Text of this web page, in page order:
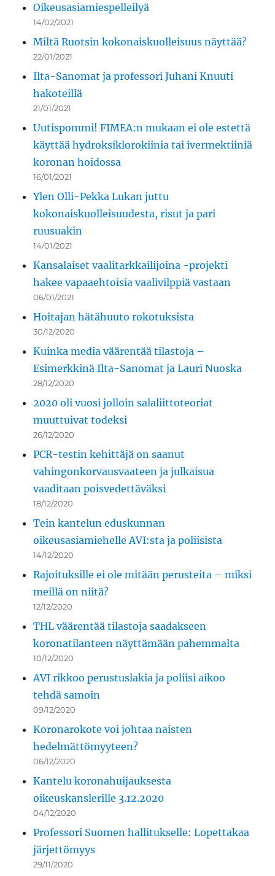
Oikeusasiamiespelleilyä
14/02/2021
Miltä Ruotsin kokonaiskuolleisuus näyttää?
22/01/2021
Ilta-Sanomat ja professori Juhani Knuuti
hakoteillä
21/01/2021
Uutispommi! FIMEA:n mukaan ei ole estettä
käyttää hydroksiklorokiinia tai ivermektiiniä
koronan hoidossa
16/01/2021
Ylen Olli-Pekka Lukan juttu
kokonaiskuolleisuudesta, risut ja pari
ruusuakin
14/01/2021
Kansalaiset vaalitarkkailijoina -projekti
hakee vapaaehtoisia vaalivilppiä vastaan
06/01/2021
Hoitajan hätähuuto rokotuksista
30/12/2020
Kuinka media väärentää tilastoja –
Esimerkkinä Ilta-Sanomat ja Lauri Nuoska
28/12/2020
2020 oli vuosi jolloin salaliittoteoriat
muuttuivat todeksi
26/12/2020
PCR-testin kehittäjä on saanut
vahingonkorvausvaateen ja julkaisua
vaaditaan poisvedettäväksi
18/12/2020
Tein kantelun eduskunnan
oikeusasiamiehelle AVI:sta ja poliisista
14/12/2020
Rajoituksille ei ole mitään perusteita – miksi
meillä on niitä?
12/12/2020
THL väärentää tilastoja saadakseen
koronatilanteen näyttämään pahemmalta
10/12/2020
AVI rikkoo perustuslakia ja poliisi aikoo
tehdä samoin
09/12/2020
Koronarokote voi johtaa naisten
hedelmättömyyteen?
06/12/2020
Kantelu koronahuijauksesta
oikeuskanslerille 3.12.2020
04/12/2020
Professori Suomen hallitukselle: Lopettakaa
järjettömyys
29/11/2020